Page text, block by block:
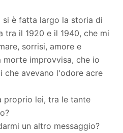
è fatta largo la storia di
tra il 1920 e il 1940, che mi
sorrisi, amore e
morte improvvisa, che io
che avevano l'odore acre
proprio lei, tra le tante
un altro messaggio?